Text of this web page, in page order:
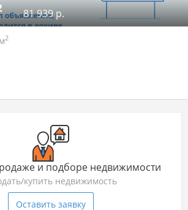
81 939 р.
2
и подборе недвижимости
купить недвижимость
Оставить заявку